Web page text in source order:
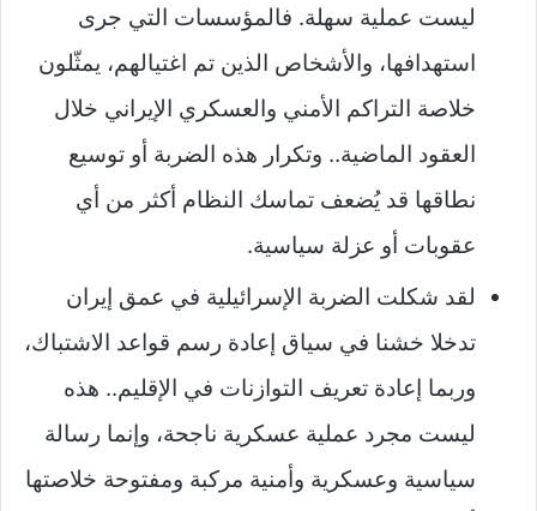
ليست عملية سهلة. فالمؤسسات التي جرى
استهدافها، والأشخاص الذين تم اغتيالهم، يمثّلون
خلاصة التراكم الأمني والعسكري الإيراني خلال
العقود الماضية.. وتكرار هذه الضربة أو توسيع
نطاقها قد يُضعف تماسك النظام أكثر من أي
عقوبات أو عزلة سياسية.
لقد شكلت الضربة الإسرائيلية في عمق إيران
تدخلا خشنا في سياق إعادة رسم قواعد الاشتباك،
وربما إعادة تعريف التوازنات في الإقليم.. هذه
ليست مجرد عملية عسكرية ناجحة، وإنما رسالة
سياسية وعسكرية وأمنية مركبة ومفتوحة خلاصتها